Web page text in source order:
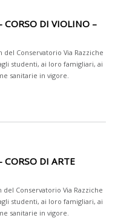
DI VIOLINO –
del Conservatorio Via Razziche
studenti, ai loro famigliari, ai
sanitarie in vigore.
DI ARTE
Conservatorio Via Razziche
studenti, ai loro famigliari, ai
sanitarie in vigore.